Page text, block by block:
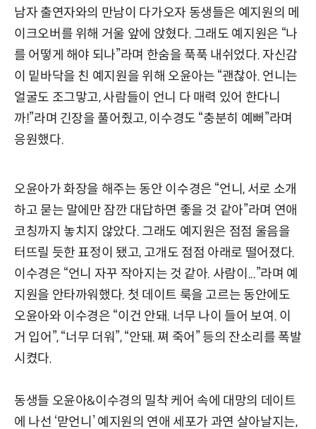
남자 출연자와의 만남이 다가오자 동생들은 예지원의 메
이크오버를 위해 거울 앞에 앉혔다. 그래도 예지원은 “나
를 어떻게 해야 되나”라며 한숨을 푹푹 내쉬었다. 자신감
이 밑바닥을 친 예지원을 위해 오윤아는 “괜찮아. 언니는
얼굴도 조그맣고, 사람들이 언니 다 매력 있어 한다니
까!”라며 긴장을 풀어줬고, 이수경도 “충분히 예뻐”라며
응원했다.
오윤아가 화장을 해주는 동안 이수경은 “언니, 서로 소개
하고 묻는 말에만 잠깐 대답하면 좋을 것 같아”라며 연애
코칭까지 놓치지 않았다. 그래도 예지원은 점점 울음을
터뜨릴 듯한 표정이 됐고, 고개도 점점 아래로 떨어졌다.
이수경은 “언니 자꾸 작아지는 것 같아. 사람이...”라며 예
지원을 안타까워했다. 첫 데이트 룩을 고르는 동안에도
오윤아와 이수경은 “이건 안돼. 너무 나이 들어 보여. 이
거 입어”, “너무 더워”, “안돼. 쪄 죽어” 등의 잔소리를 폭발
시켰다.
동생들 오윤아&이수경의 밀착 케어 속에 대망의 데이트
에 나선 ‘맏언니’ 예지원의 연애 세포가 과연 살아날지는,